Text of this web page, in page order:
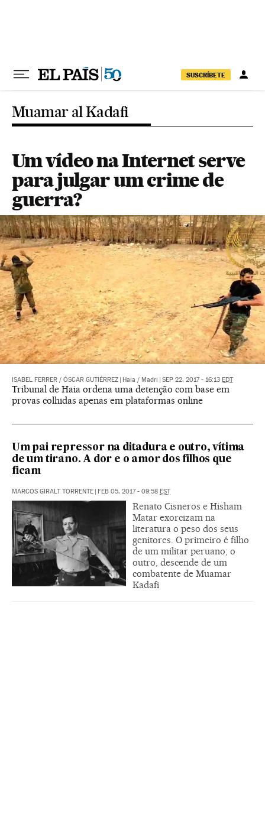
SUSCRÍBETE
Muamar al Kadafi
Um vídeo na Internet serve
para julgar um crime de
guerra?
ISABEL FERRER / ÓSCAR GUTIÉRREZ Haia / Madri SEP 22, 2017 - 16:13 EDT
Tribunal de Haia ordena uma detenção com base em
provas colhidas apenas em plataformas online
Um pai repressor na ditadura e outro, vítima
de um tirano. A dor e o amor dos filhos que
ficam
MARCOS GIRALT TORRENTE FEB 05, 2017 - 09:58 EST
Renato Cisneros e Hisham
Matar exorcizam na
literatura o peso dos seus
genitores. O primeiro é filho
de um militar peruano; o
outro, descende de um
combatente de Muamar
Kadafi